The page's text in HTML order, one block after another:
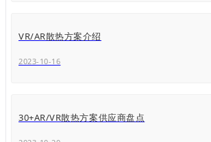
VR/AR散热方案介绍
2023-10-16
30+AR/VR散热方案供应商盘点